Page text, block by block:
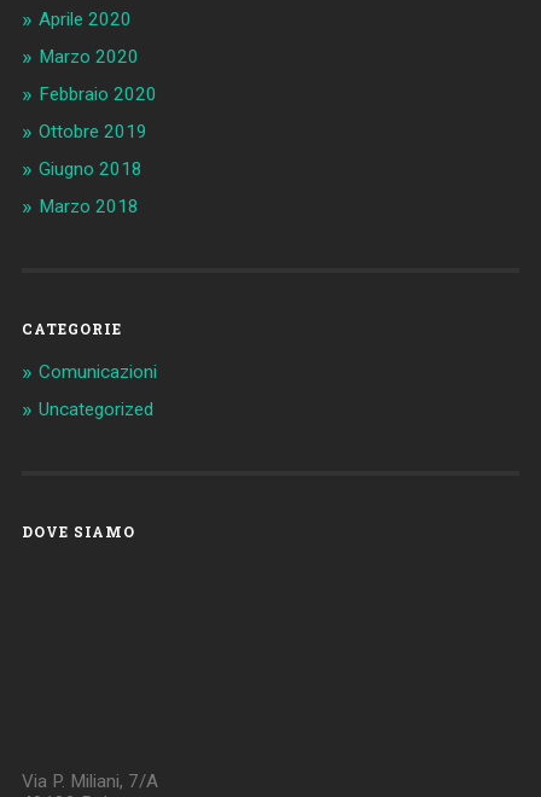
Aprile 2020
Marzo 2020
Febbraio 2020
Ottobre 2019
Giugno 2018
Marzo 2018
CATEGORIE
Comunicazioni
Uncategorized
DOVE SIAMO
Via P. Miliani, 7/A